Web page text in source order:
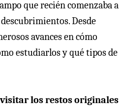
que recién comenzaba a
Desde
avances en cómo
estudiarlos y qué tipos de
los restos originales